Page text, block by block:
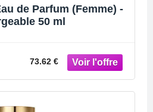
de Parfum (Femme) -
50 ml
73.62 €